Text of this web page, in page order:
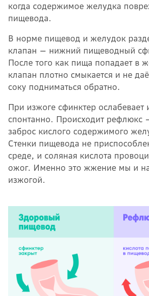
когда содержимое желудка
пищевода.
В норме пищевод и желудок
клапан — нижний пищеводный
После того как пища попадает в
клапан плотно смыкается и не
соку подниматься обратно.
При изжоге сфинктер ослабевает
спонтанно. Происходит рефлюкс
заброс кислого содержимого
Стенки пищевода не
среде, и соляная кислота
ожог. Именно это жжение мы и
изжогой.